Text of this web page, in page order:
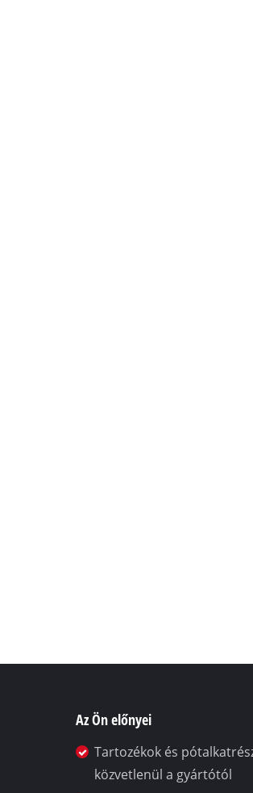
Az Ön előnyei
Tartozékok és
közvetlenül a gyártótól